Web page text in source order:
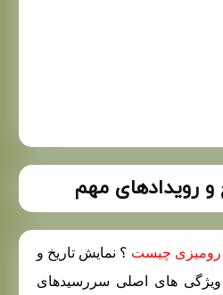
رویدادهای مهم
چیست ؟ نمایش تاریخ و
ویژگی های اصلی سررسیدهای